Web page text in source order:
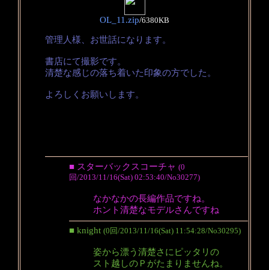
OL_11.zip/6380KB
管理人様、お世話になります。
書店にて撮影です。
清楚な感じの落ち着いた印象の方でした。
よろしくお願いします。
■ スターバックスコーチャ (0
回/2013/11/16(Sat) 02:53:40/No30277)
なかなかの長編作品ですね。
ホント清楚なモデルさんですね
■ knight (0回/2013/11/16(Sat) 11:54:28/No30295)
姿から漂う清楚さにピッタリの
スト越しのＰがたまりませんね。